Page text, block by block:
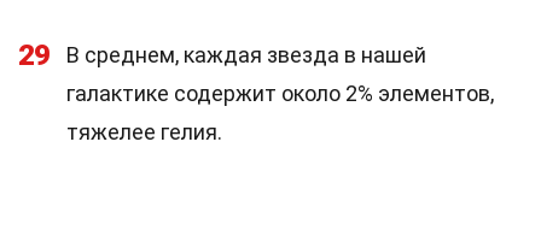
29
В среднем, каждая звезда в нашей
галактике содержит около 2% элементов,
тяжелее гелия.